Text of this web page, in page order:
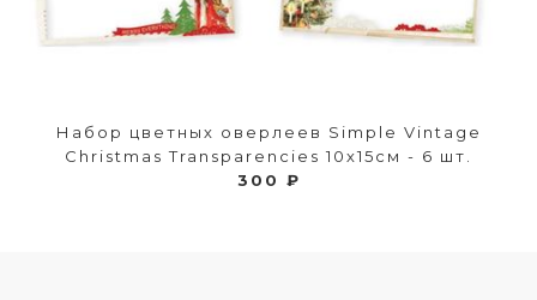
Набор цветных оверлеев Simple Vintage
Christmas Transparencies 10х15см - 6 шт.
300 ₽